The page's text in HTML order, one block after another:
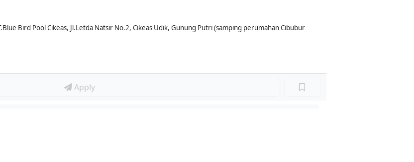
Bird Pool Cikeas, Jl.Letda Natsir No.2, Cikeas Udik, Gunung Putri (samping perumahan Cibubur
Apply